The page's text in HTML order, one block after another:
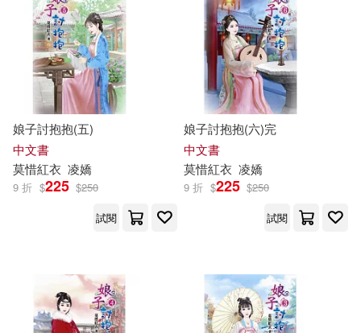
所長任有病(2)
拉斐爾・歐蒙(2)
提耶里・馬克思(2)
斜線堂有紀(2) 林鴻信(2)
派翠克．弗莫(2)
胡淑芬(2)
中國對外翻譯出版公司(2)
人民衛生出版社(2)
全華圖書(2) 博樂伯樂(2)
原水(2)
外貿協會(2)
大是文化(2) 天下文化(2)
天下雜誌(2) 小漫遊文化(2)
娘子討抱抱(五)
中文書
莫惜紅衣 凌嬌
9 折 $225 $250
試閱
娘子討抱抱(六)完
中文書
莫惜紅衣 凌嬌
9 折 $225 $250
試閱